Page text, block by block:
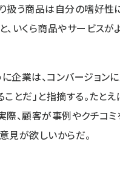
扱う商品は自分の嗜好性
、いくら商品やサービスが
企業は、コンバージョン
だ」と指摘する。たとえ
際、顧客が事例やクチコミ
見が欲しいからだ。